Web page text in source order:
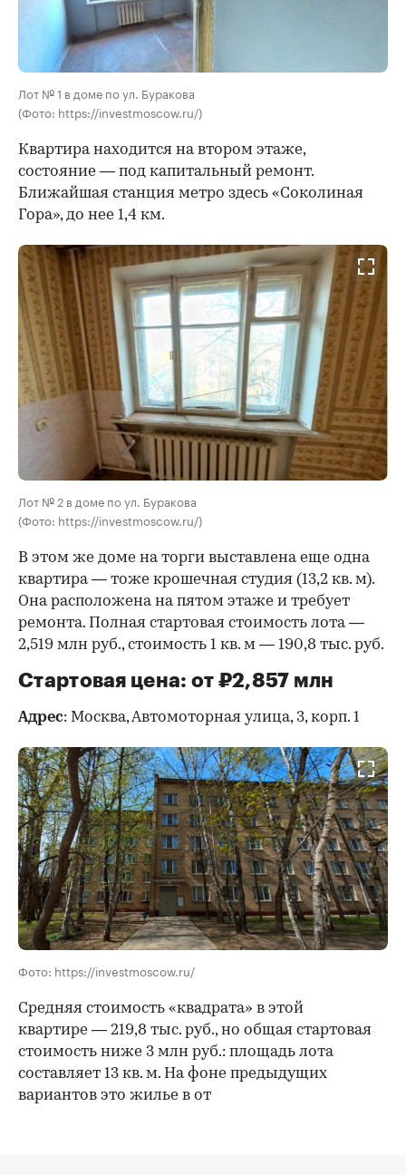
Лот № 1 в доме по ул. Буракова
(Фото: https://investmoscow.ru/)
Квартира находится на втором этаже,
состояние — под капитальный ремонт.
Ближайшая станция метро здесь «Соколиная
Гора», до нее 1,4 км.
Лот № 2 в доме по ул. Буракова
(Фото: https://investmoscow.ru/)
В этом же доме на торги выставлена еще одна
квартира — тоже крошечная студия (13,2 кв. м).
Она расположена на пятом этаже и требует
ремонта. Полная стартовая стоимость лота —
2,519 млн руб., стоимость 1 кв. м — 190,8 тыс. руб.
Стартовая цена: от ₽2,857 млн
Адрес: Москва, Автомоторная улица, 3, корп. 1
Фото: https://investmoscow.ru/
Средняя стоимость «квадрата» в этой
квартире — 219,8 тыс. руб., но общая стартовая
стоимость ниже 3 млн руб.: площадь лота
составляет 13 кв. м. На фоне предыдущих
вариантов это жилье в от